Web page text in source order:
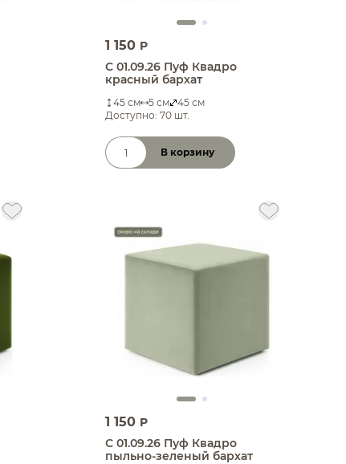
1 150 P
С 01.09.26 Пуф Квадро
красный бархат
45 см 5 см
45 см
Доступно: 70 шт.
Количество товара
В корзину
1 150 P
С 01.09.26 Пуф Квадро
пыльно-зеленый бархат